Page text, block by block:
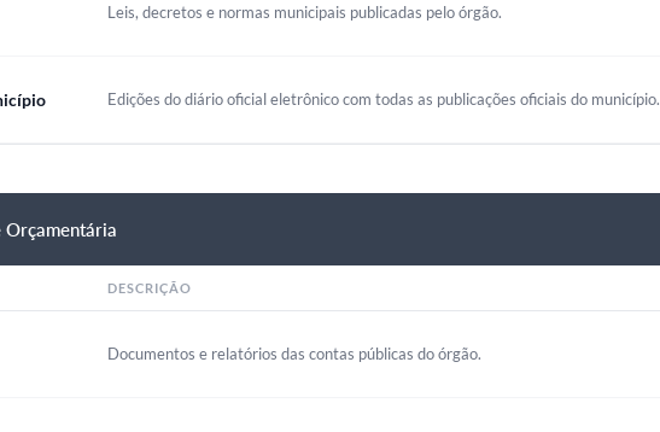
Leis, decretos e normas municipais publicadas pelo órgão.
Edições do diário oficial eletrônico com todas as publicações oficiais do município.
Orçamentária
DESCRIÇÃO
Documentos e relatórios das contas públicas do órgão.